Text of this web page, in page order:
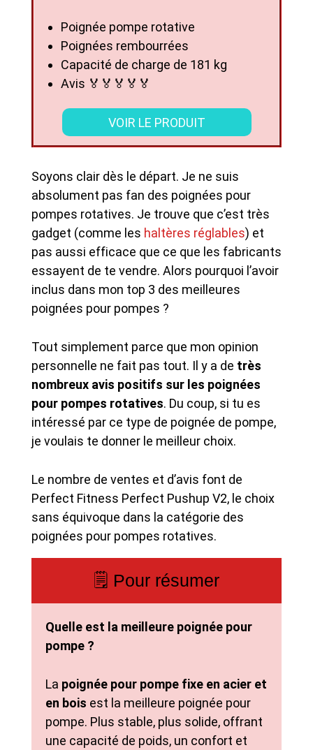
Poignée pompe rotative
Poignées rembourrées
Capacité de charge de 181 kg
Avis 🏅🏅🏅🏅🏅
VOIR LE PRODUIT
Soyons clair dès le départ. Je ne suis
absolument pas fan des poignées pour
pompes rotatives. Je trouve que c’est très
gadget (comme les haltères réglables) et
pas aussi efficace que ce que les fabricants
essayent de te vendre. Alors pourquoi l’avoir
inclus dans mon top 3 des meilleures
poignées pour pompes ?
Tout simplement parce que mon opinion
personnelle ne fait pas tout. Il y a de très
nombreux avis positifs sur les poignées
pour pompes rotatives. Du coup, si tu es
intéressé par ce type de poignée de pompe,
je voulais te donner le meilleur choix.
Le nombre de ventes et d’avis font de
Perfect Fitness Perfect Pushup V2, le choix
sans équivoque dans la catégorie des
poignées pour pompes rotatives.
🗒️ Pour résumer
Quelle est la meilleure poignée pour
pompe ?
La poignée pour pompe fixe en acier et
en bois est la meilleure poignée pour
pompe. Plus stable, plus solide, offrant
une capacité de poids, un confort et